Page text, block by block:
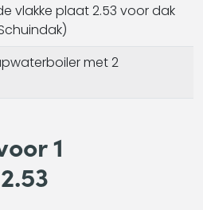
vlakke plaat 2.53 voor dak
met 2
1